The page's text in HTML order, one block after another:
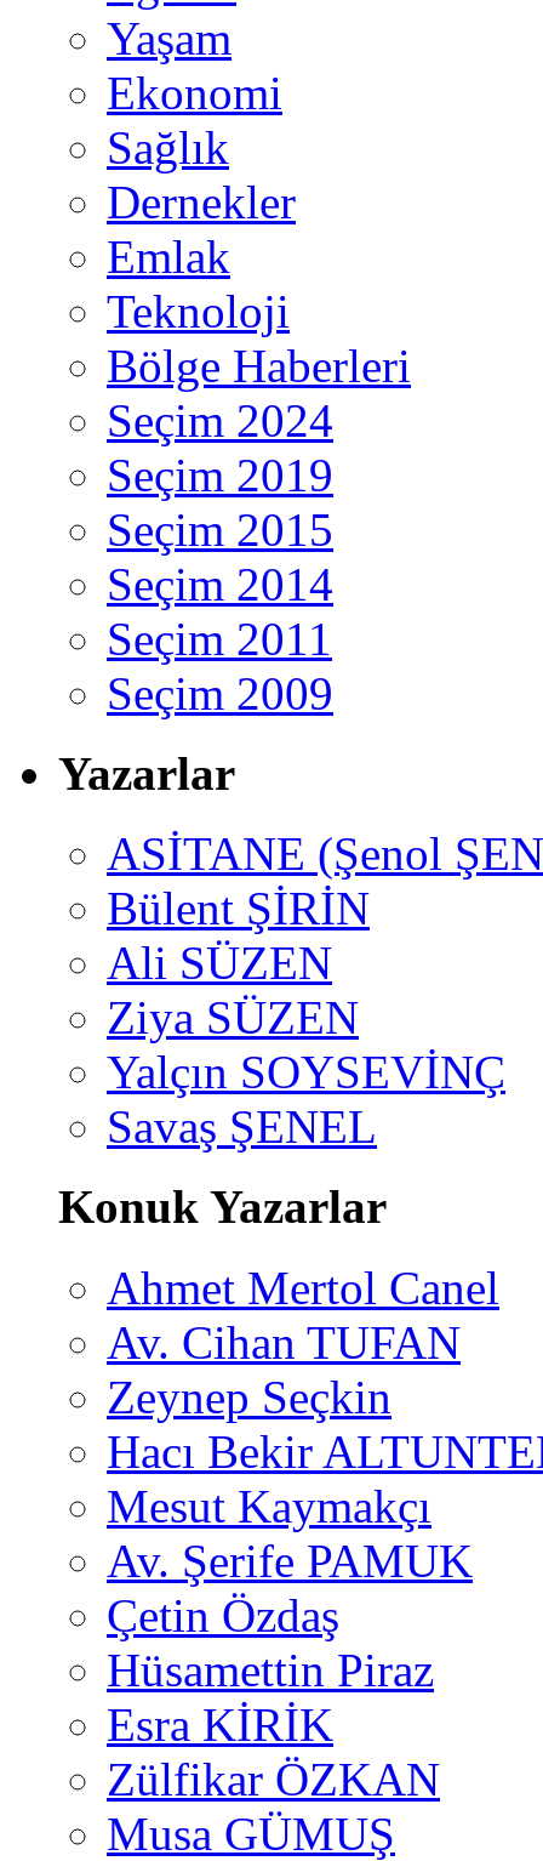
Yaşam
Ekonomi
Sağlık
Dernekler
Emlak
Teknoloji
Bölge Haberleri
Seçim 2024
Seçim 2019
Seçim 2015
Seçim 2014
Seçim 2011
Seçim 2009
Yazarlar
ASİTANE (Şenol
Bülent ŞİRİN
Ali SÜZEN
Ziya SÜZEN
Yalçın SOYSEVİNÇ
Savaş ŞENEL
Konuk Yazarlar
Ahmet Mertol Canel
Av. Cihan TUFAN
Zeynep Seçkin
Hacı Bekir
Mesut Kaymakçı
Av. Şerife PAMUK
Çetin Özdaş
Hüsamettin Piraz
Esra KİRİK
Zülfikar ÖZKAN
Musa GÜMUŞ